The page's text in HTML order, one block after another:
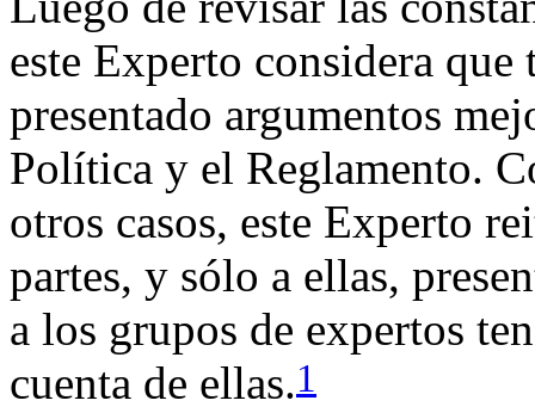
este Experto considera
presentado argumentos
Política y el Reglamento.
otros casos, este Experto
partes, y sólo a ellas,
a los grupos de expertos
cuenta de ellas.1